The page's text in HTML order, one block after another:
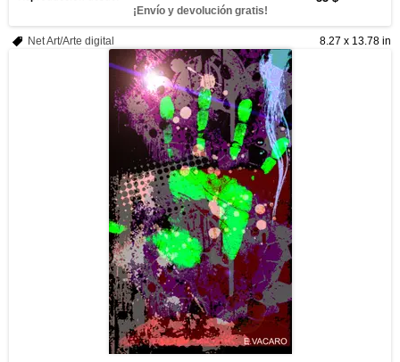
¡Envío y devolución gratis!
8.27 x 13.78 in
Net Art/Arte digital